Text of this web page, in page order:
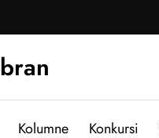
Kolumne Konkursi